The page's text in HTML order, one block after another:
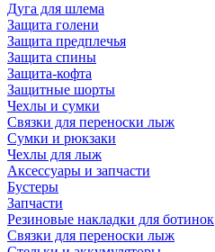
Дуга для шлема
Защита голени
Защита предплечья
Защита спины
Защита-кофта
Защитные шорты
Чехлы и сумки
Связки для переноски лыж
Сумки и рюкзаки
Чехлы для лыж
Аксессуары и запчасти
Бустеры
Запчасти
Резиновые накладки для ботинок
Связки для переноски лыж